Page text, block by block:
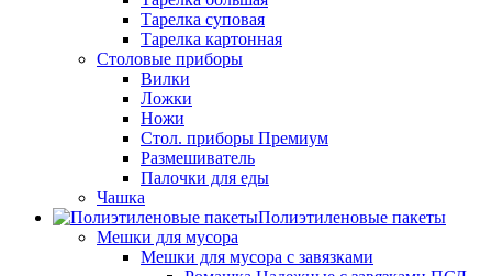
Тарелка суповая
Тарелка картонная
Столовые приборы
Вилки
Ложки
Ножи
Стол. приборы Премиум
Размешиватель
Палочки для еды
Чашка
Полиэтиленовые пакеты
Мешки для мусора
Мешки для мусора с завязками